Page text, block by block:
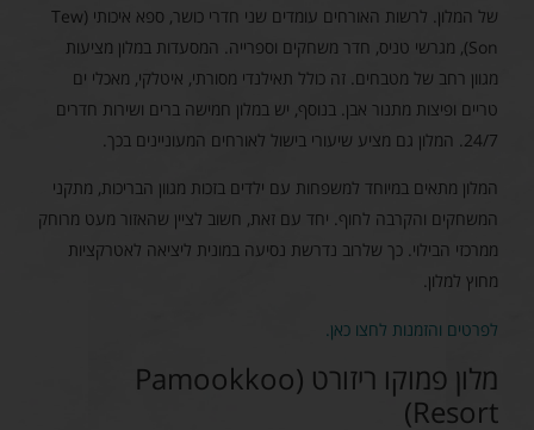
של המלון. לרשות האורחים עומדים שני חדרי כושר, ספא איכותי (Tew
Son), מגרשי טניס, חדר משחקים וספרייה. המסעדות במלון מציעות
מגוון רחב של מטבחים. זה כולל תאילנדי מסורתי, איטלקי, מאכלי ים
טריים ופיצות מתנור אבן. בנוסף, יש במלון חמישה ברים ושירות חדרים
24/7. המלון גם מציע שיעורי בישול לאורחים המעוניינים בכך.
המלון מתאים במיוחד למשפחות עם ילדים בזכות מגוון הבריכות, מתקני
המשחקים והקרבה לחוף. יחד עם זאת, חשוב לציין שהאזור מעט מרוחק
ממרכזי הבילוי. כך שלרוב נדרשת נסיעה במונית ליציאה לאטרקציות
מחוץ למלון.
לפרטים והזמנות לחצו כאן.
מלון פמוקו ריזורט (Pamookkoo
Resort)